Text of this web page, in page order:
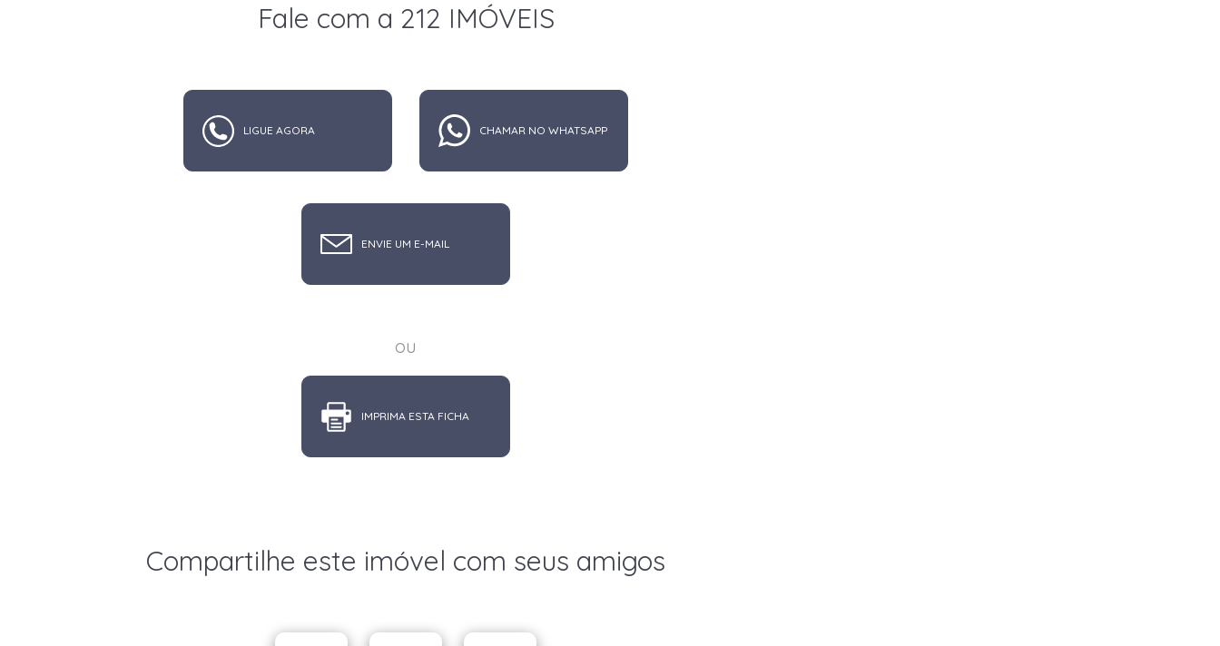
Fale com a 212 IMÓVEIS
LIGUE AGORA CHAMAR NO WHATSAPP
ENVIE UM E-MAIL
ou
IMPRIMA ESTA FICHA
Compartilhe este imóvel com seus amigos